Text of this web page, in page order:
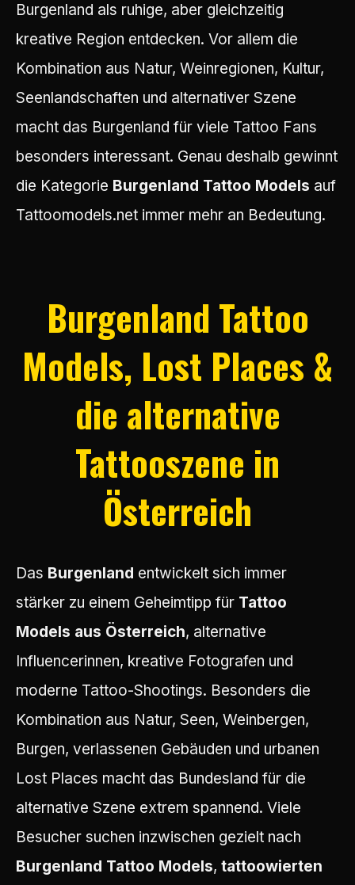
Burgenland als ruhige, aber gleichzeitig
kreative Region entdecken. Vor allem die
Kombination aus Natur, Weinregionen, Kultur,
Seenlandschaften und alternativer Szene
macht das Burgenland für viele Tattoo Fans
besonders interessant. Genau deshalb gewinnt
die Kategorie Burgenland Tattoo Models auf
Tattoomodels.net immer mehr an Bedeutung.
Burgenland Tattoo
Models, Lost Places &
die alternative
Tattooszene in
Österreich
Das Burgenland entwickelt sich immer
stärker zu einem Geheimtipp für Tattoo
Models aus Österreich, alternative
Influencerinnen, kreative Fotografen und
moderne Tattoo-Shootings. Besonders die
Kombination aus Natur, Seen, Weinbergen,
Burgen, verlassenen Gebäuden und urbanen
Lost Places macht das Bundesland für die
alternative Szene extrem spannend. Viele
Besucher suchen inzwischen gezielt nach
Burgenland Tattoo Models, tattoowierten